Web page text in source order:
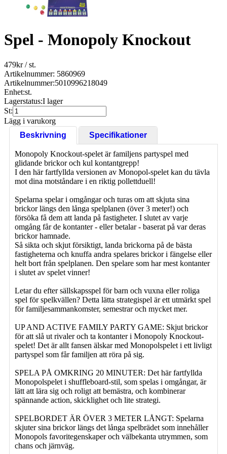
Spel - Monopoly Knockout
479kr/ st.
Artikelnummer: 5860969
Artikelnummer:5010996218049
Enhet:st.
Lagerstatus:I lager
St:
Lägg i varukorg
Beskrivning
Specifikationer
Monopoly Knockout-spelet är familjens partyspel med
glidande brickor och kul kontantgrepp!
I den här fartfyllda versionen av Monopol-spelet kan du tävla
mot dina motståndare i en riktig pollettduell!
Spelarna spelar i omgångar och turas om att skjuta sina
brickor längs den långa spelplanen (över 3 meter!) och
försöka få dem att landa på fastigheter. I slutet av varje
omgång får de kontanter - eller betalar - baserat på var deras
brickor hamnade.
Så sikta och skjut försiktigt, landa brickorna på de bästa
fastigheterna och knuffa andra spelares brickor i fängelse eller
helt bort från spelplanen. Den spelare som har mest kontanter
i slutet av spelet vinner!
Letar du efter sällskapsspel för barn och vuxna eller roliga
spel för spelkvällen? Detta lätta strategispel är ett utmärkt spel
för familjesammankomster, semestrar och mycket mer.
UP AND ACTIVE FAMILY PARTY GAME: Skjut brickor
för att slå ut rivaler och ta kontanter i Monopoly Knockout-
spelet! Det är allt fansen älskar med Monopolspelet i ett livligt
partyspel som får familjen att röra på sig.
SPELA PÅ OMKRING 20 MINUTER: Det här fartfyllda
Monopolspelet i shuffleboard-stil, som spelas i omgångar, är
lätt att lära sig och roligt att bemästra, och kombinerar
spännande action, skicklighet och lite strategi.
SPELBORDET ÄR ÖVER 3 METER LÅNGT: Spelarna
skjuter sina brickor längs det långa spelbrädet som innehåller
Monopols favoritegenskaper och välbekanta utrymmen, som
chans och järnväg.